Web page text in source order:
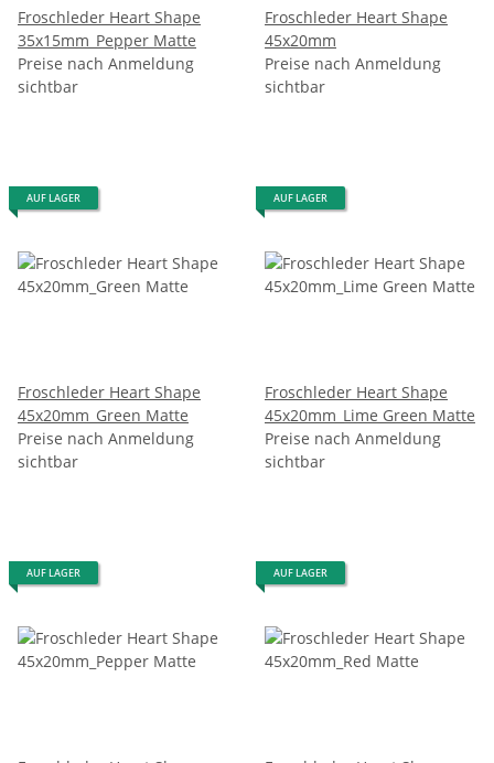
Froschleder Heart Shape
35x15mm_Pepper Matte
Preise nach Anmeldung
sichtbar
Froschleder Heart Shape
45x20mm
Preise nach Anmeldung
sichtbar
AUF LAGER
Froschleder Heart Shape
45x20mm_Green Matte
Preise nach Anmeldung
sichtbar
AUF LAGER
Froschleder Heart Shape
45x20mm_Lime Green Matte
Preise nach Anmeldung
sichtbar
AUF LAGER AUF LAGER